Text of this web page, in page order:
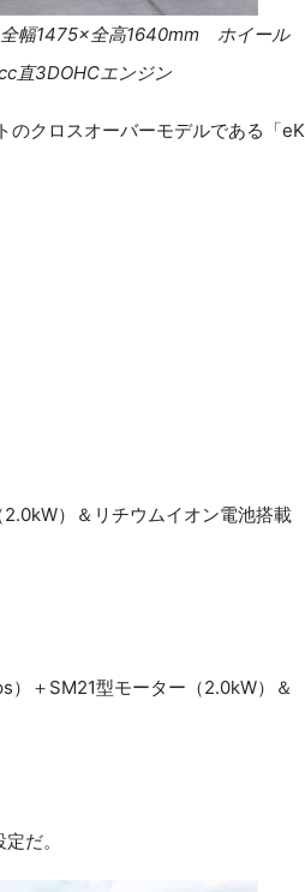
全幅1475×全高1640mm ホイール
直3DOHCエンジン
のクロスオーバーモデルである「eK
2.0kW）＆リチウムイオン電池搭載
）＋ SM21型モーター（2.0kW）＆
だ。